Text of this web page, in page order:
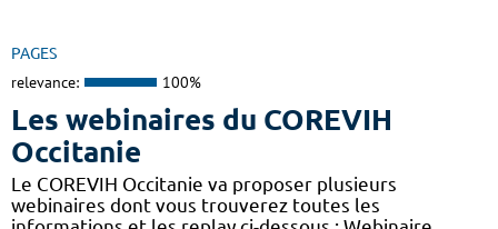
PAGES
relevance: 100%
Les webinaires du COREVIH
Occitanie
Le COREVIH Occitanie va proposer plusieurs
webinaires dont vous trouverez toutes les